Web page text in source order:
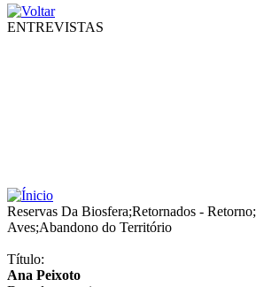
ENTREVISTAS
Reservas Da Biosfera;Retornados - Retorno;
Aves;Abandono do Território
Título:
Ana Peixoto